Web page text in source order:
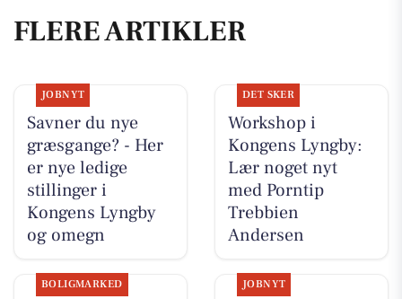
FLERE ARTIKLER
JOBNYT
Savner du nye
græsgange? - Her
er nye ledige
stillinger i
Kongens Lyngby
og omegn
DET SKER
Workshop i
Kongens Lyngby:
Lær noget nyt
med Porntip
Trebbien
Andersen
BOLIGMARKED JOBNYT